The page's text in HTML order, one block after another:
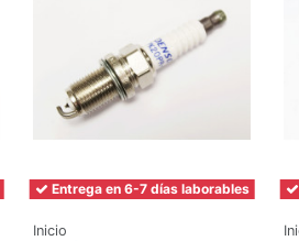
Entrega en 6-7 días laborables
Inicio